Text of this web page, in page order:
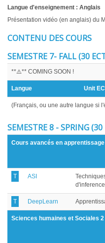
Langue d'enseignement : Anglais
Présentation vidéo (en anglais) du
CONTENU DES COURS
SEMESTRE 7- FALL (30
**⚠️** COMING SOON !
Langue Unit
(Français, ou une autre langue si
SEMESTRE 8 - SPRING
Cours avancés en
T ASI
T DeepLearn
Sciences humaines et Sociales 2